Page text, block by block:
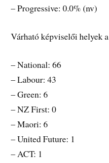
– Progressive: 0.0% (nv)
Várható képviselői helyek
– National: 66
– Labour: 43
– Green: 6
– NZ First: 0
– Maori: 6
– United Future: 1
– ACT: 1